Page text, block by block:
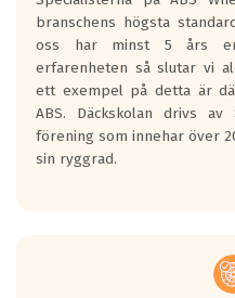
längsta.
Inga D eller G betyg delas
personbilar och lätta
Betyget sätts efter ett test
skall bromsa in på en väg
0.5-1.5 mm vatten.
I 80km/h kommer
Vid körning i över 50km/h
branschens högsta
oss har minst 5 års
erfarenheten så slutar vi
ett exempel på detta är
ABS. Däckskolan drivs av
förening som innehar över
sin ryggrad.